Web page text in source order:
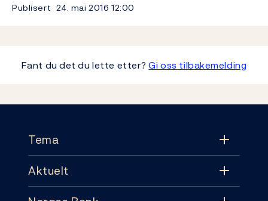
Publisert 24. mai 2016 12:00
Fant du det du lette etter?Gi oss tilbakemelding
Tema
Tema
Aktuelt